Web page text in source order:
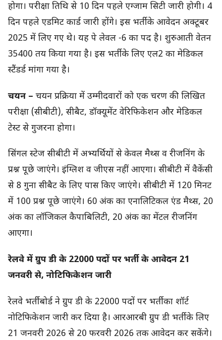
होगा। परीक्षा तिथि से 10 दिन पहले एग्जाम सिटी जारी होगी। 4
दिन पहले एडमिट कार्ड जारी होंगे। इस भर्ती के आवेदन अक्टूबर
2025 में लिए गए थे। यह पे लेवल -6 का पद है। शुरुआती वेतन
35400 तय किया गया है। इस भर्ती के लिए एल2 का मेडिकल
स्टैंडर्ड मांगा गया है।
चयन – चयन प्रक्रिया में उम्मीदवारों को एक चरण की लिखित
परीक्षा (सीबीटी), सीबैट, डॉक्यूमेंट वेरिफिकेशन और मेडिकल
टेस्ट से गुजरना होगा।
सिंगल स्टेज सीबीटी में अभ्यर्थियों से केवल मैथ्स व रीजनिंग के
प्रश्न पूछे जाएंगे। इंग्लिश व जीएस नहीं आएगा। सीबीटी में वैकेंसी
से 8 गुना सीबैट के लिए पास किए जाएंगे। सीबीटी में 120 मिनट
में 100 प्रश्न पूछे जाएंगे। 60 अंक का एनालिटिकल एंड मैथ्स, 20
अंक का लॉजिकल कैपाबिलिटी, 20 अंक का मेंटल रीजनिंग
आएगा।
रेलवे में ग्रुप डी के 22000 पदों पर भर्ती के आवेदन 21
जनवरी से, नोटिफिकेशन जारी
रेलवे भर्ती बोर्ड ने ग्रुप डी के 22000 पदों पर भर्ती का शॉर्ट
नोटिफिकेशन जारी कर दिया है। आरआरबी ग्रुप डी भर्ती के लिए
21 जनवरी 2026 से 20 फरवरी 2026 तक आवेदन कर सकेंगे।